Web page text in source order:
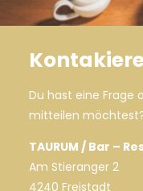
Du hast eine Frage
mitteilen
TAURUM / Bar –
Am Stieranger 2
4240 Freistadt